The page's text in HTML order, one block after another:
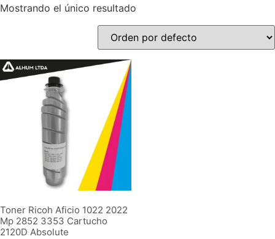
Mostrando el único resultado
Toner Ricoh Aficio 1022 2022
Mp 2852 3353 Cartucho
2120D Absolute